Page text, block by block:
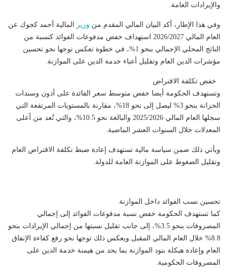
والإيرادات العامة.
وفي هذا الإطار، أكد البيان المالي المقدم من وزير المالية أحمد كجوك عن
العام المالي 2026/2027 استهداف خفض مدفوعات الفوائد كنسبة من
الناتج المحلي الإجمالي بنحو 1%، في خطوة تعكس توجها نحو تحسين
مؤشرات الدين العام وتقليل أعباء خدمة الدين على الموازنة.
خفض تكلفة الاقتراض
وتستهدف الحكومة أيضا خفض متوسط سعر الفائدة على أذون وسندات
الخزانة بنحو 3% ليصل إلى نحو 18%، مقارنة بالمستويات المرتفعة التي
سجلها العام المالي 2025/2026 والبالغة نحو 10.5%، والتي تُعد من أعلى
المعدلات خلال السنوات العشر الماضية.
ويأتي ذلك ضمن سياسة مالية تستهدف إعادة ضبط تكلفة الاقتراض العام
وتقليل الضغوط على الموازنة العامة للدولة.
تحسين نسب الفوائد داخل الموازنة
كما تستهدف الحكومة خفض نسبة مدفوعات الفوائد إلى إجمالي
المصروفات بنحو 3.5%، إلى جانب تقليل نسبتها من إجمالي الإيرادات بنحو
8.8% خلال العام المالي المقبل.ويعكس ذلك توجها نحو رفع كفاءة الإنفاق
العام وإعادة هيكلة بنود الموازنة بما يحد من هيمنة خدمة الدين على
المصروفات الحكومية.